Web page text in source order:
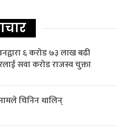
६ करोड ७३ लाख बढी
सवा करोड राजस्व चुक्ता
चिनिन थालिन्